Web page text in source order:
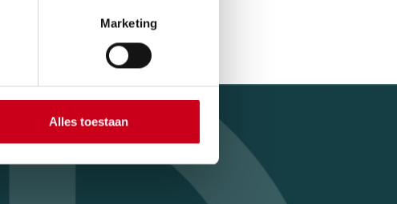
Marketing
Alles toestaan